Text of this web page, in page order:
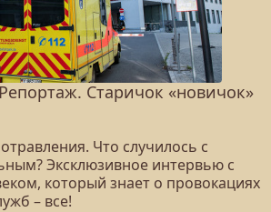
Старичок «новичок»
Что случилось с
Эксклюзивное интервью c
который знает о провокациях
– все!